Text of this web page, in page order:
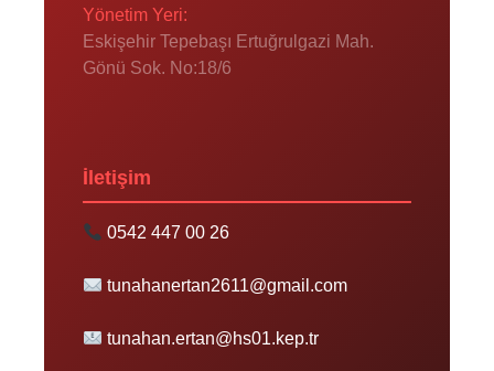
Yönetim Yeri:
Eskişehir Tepebaşı Ertuğrulgazi Mah.
Gönü Sok. No:18/6
İletişim
0542 447 00 26
tunahanertan2611@gmail.com
tunahan.ertan@hs01.kep.tr